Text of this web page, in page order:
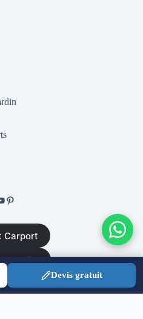
Pinterest
Carport
Escalier
•Politique de
Devis gratuit